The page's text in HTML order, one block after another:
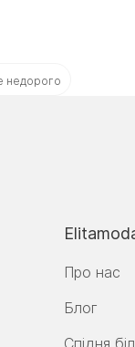
недорого
Про нас
Блог
Спідня